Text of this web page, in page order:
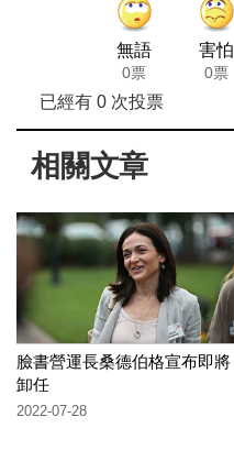
無語
0票
害怕
0票
已經有 0次投票
相關文章
臉書營運長桑德伯格宣布即將
卸任
2022-07-28